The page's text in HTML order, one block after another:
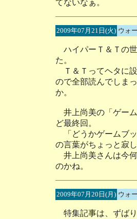
てないなぁ。
2009年07月21日(火) ウォ
ハイパーＴ＆Ｔの
た。
Ｔ＆Ｔってヘタに
ので全部読んでしま
か。
井上尚美の「ゲー
ど最終回。
「どうかゲームブ
の言葉がちょっと寂し
井上尚美さんは今
のかね。
2009年07月20日(月) ウォ
特集記事は、ずば